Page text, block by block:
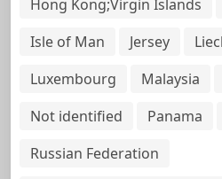
Hong Kong;Virgin Islands
Isle of Man
Jersey
Luxembourg
Malaysia
Not identified
Panama
Russian Federation